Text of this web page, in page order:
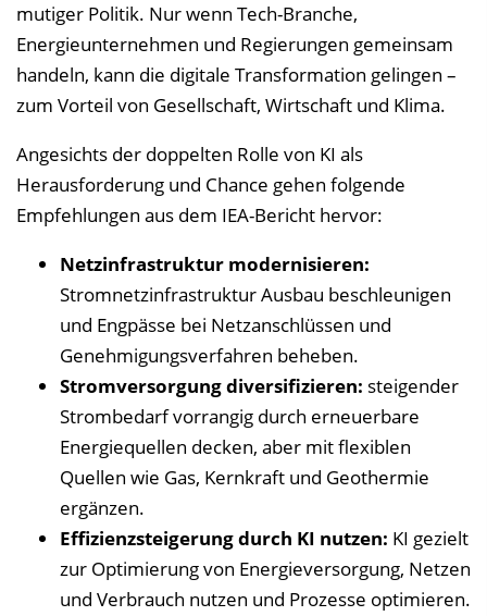
mutiger Politik. Nur wenn Tech-Branche,
Energieunternehmen und Regierungen gemeinsam
handeln, kann die digitale Transformation gelingen –
zum Vorteil von Gesellschaft, Wirtschaft und Klima.
Angesichts der doppelten Rolle von KI als
Herausforderung und Chance gehen folgende
Empfehlungen aus dem IEA-Bericht hervor:
Netzinfrastruktur modernisieren:
Stromnetzinfrastruktur Ausbau beschleunigen
und Engpässe bei Netzanschlüssen und
Genehmigungsverfahren beheben.
Stromversorgung diversifizieren: steigender
Strombedarf vorrangig durch erneuerbare
Energiequellen decken, aber mit flexiblen
Quellen wie Gas, Kernkraft und Geothermie
ergänzen.
Effizienzsteigerung durch KI nutzen: KI gezielt
zur Optimierung von Energieversorgung, Netzen
und Verbrauch nutzen und Prozesse optimieren.